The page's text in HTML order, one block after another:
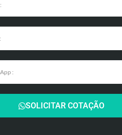
SOLICITAR COTAÇÃO